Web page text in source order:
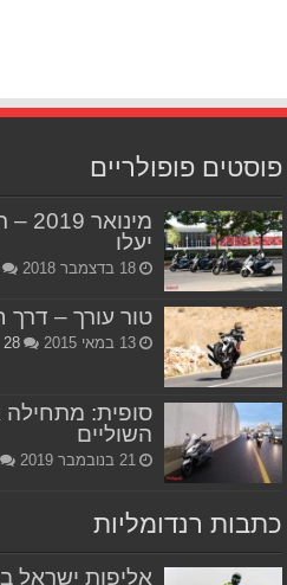
פוסטים פופולריים
יעלו
18 בדצמבר 2018
טור עורך –
13 במאי 2015 28
סופית:
השוליים
21 בנובמבר 2019
כתבות רנדומליות